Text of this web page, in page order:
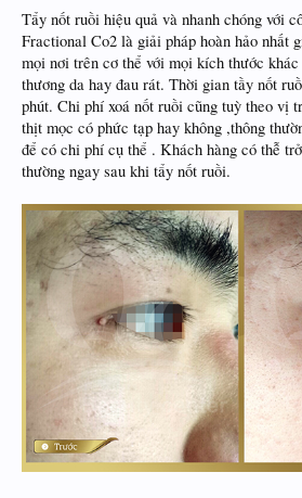
Tẩy nốt ruồi hiệu quả và nhanh chóng với
Fractional Co2 là giải pháp hoàn hảo nhất
mọi nơi trên cơ thể với mọi kích thước
thương da hay đau rát. Thời gian tầy nốt
phút. Chi phí xoá nốt ruồi cũng tuỳ theo vị
thịt mọc có phức tạp hay không ,thông
để có chi phí cụ thể . Khách hàng có thễ
thường ngay sau khi tẩy nốt ruồi.